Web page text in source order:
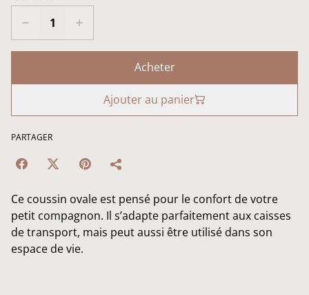
Acheter
Ajouter au panier
PARTAGER
Ce coussin ovale est pensé pour le confort de votre
petit compagnon. Il s’adapte parfaitement aux caisses
de transport, mais peut aussi être utilisé dans son
espace de vie.